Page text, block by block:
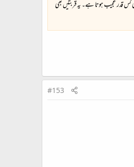
قدر عجیب ہوتا ہے۔ یہ قربتیں بھی
#153